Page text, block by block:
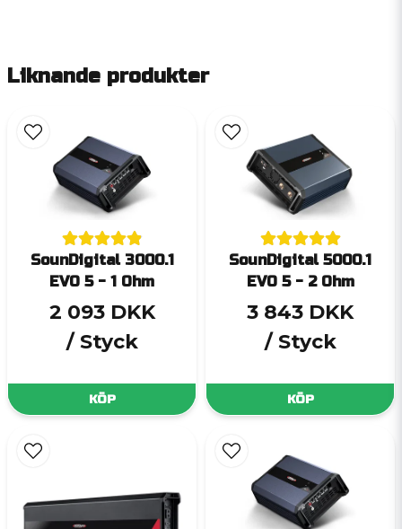
Liknande produkter
SounDigital 3000.1
EVO 5 - 1 Ohm
2 093 DKK
/ Styck
KÖP
SounDigital 5000.1
EVO 5 - 2 Ohm
3 843 DKK
/ Styck
KÖP